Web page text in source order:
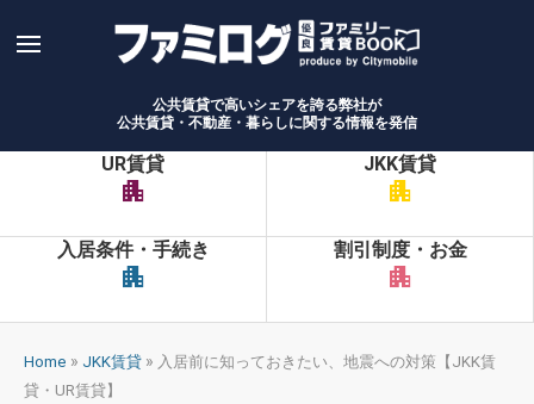
公共賃貸で高いシェアを誇る弊社が
公共賃貸・不動産・暮らしに関する情報を発信
UR賃貸
apartment
JKK賃貸
apartment
入居条件・手続き
apartment
割引制度・お金
apartment
Home » JKK賃貸 » 入居前に知っておきたい、地震への対策【JKK賃
貸・UR賃貸】